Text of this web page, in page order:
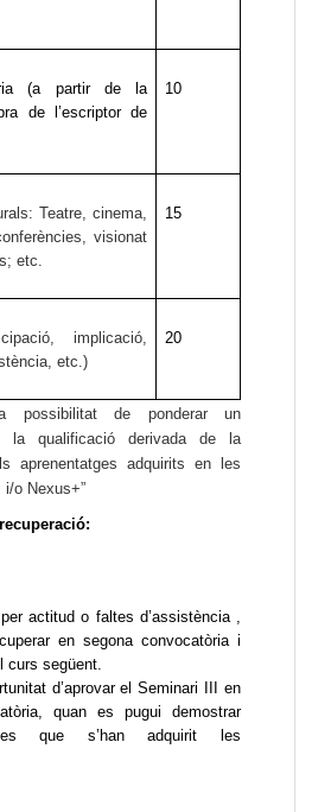
(a partir de la
de l’escriptor de
10
Teatre, cinema,
visionat
etc.
15
implicació,
etc.)
20
possibilitat de ponderar un
la qualificació derivada de la
aprenentatges adquirits en les
o Nexus+”
actitud o faltes d’assistència ,
en segona convocatòria i
curs següent.
d’aprovar el Seminari III en
quan es pugui demostrar
que s’han adquirit les